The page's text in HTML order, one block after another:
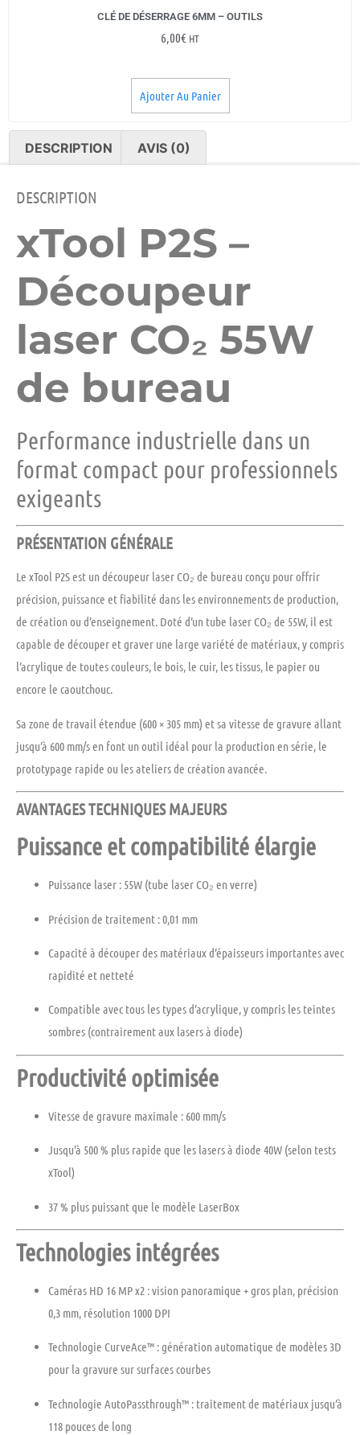
CLÉ DE DÉSERRAGE 6MM – OUTILS
6,00€ HT
Ajouter Au Panier
DESCRIPTION AVIS (0)
DESCRIPTION
xTool P2S –
Découpeur
laser CO₂ 55W
de bureau
Performance industrielle dans un
format compact pour professionnels
exigeants
PRÉSENTATION GÉNÉRALE
Le xTool P2Sest un découpeur laser CO₂ de bureau conçu pour offrir
précision, puissance et fiabilité dans les environnements de production,
de création ou d’enseignement. Doté d’un tube laser CO₂ de 55W, il est
capable de découper et graver une large variété de matériaux, y compris
l’acrylique de toutes couleurs, le bois, le cuir, les tissus, le papier ou
encore le caoutchouc.
Sa zone de travail étendue (600 × 305 mm) et sa vitesse de gravure allant
jusqu’à 600 mm/s en font un outil idéal pour la production en série, le
prototypage rapide ou les ateliers de création avancée.
AVANTAGES TECHNIQUES MAJEURS
Puissance et compatibilité élargie
Puissance laser : 55W (tube laser CO₂ en verre)
Précision de traitement :0,01 mm
Capacité à découper des matériaux d’épaisseurs importantes avec
rapidité et netteté
Compatible avec tous les types d’acrylique, y compris les teintes
sombres (contrairement aux lasers à diode)
Productivité optimisée
Vitesse de gravure maximale : 600 mm/s
Jusqu’à 500 % plus rapide que les lasers à diode 40W (selon tests
xTool)
37 % plus puissantque le modèle LaserBox
Technologies intégrées
Caméras HD 16 MP x2 : vision panoramique + gros plan, précision
0,3 mm, résolution 1000 DPI
Technologie CurveAce™ : génération automatique de modèles 3D
pour la gravure sur surfaces courbes
Technologie AutoPassthrough™ : traitement de matériaux jusqu’à
118 pouces de long